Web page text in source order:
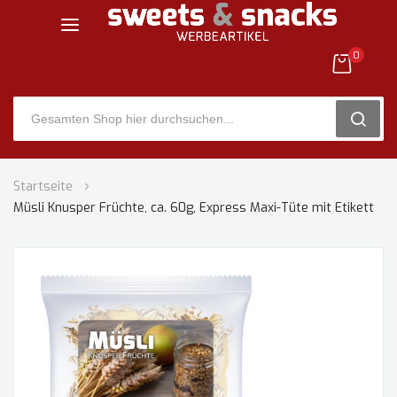
0
Inhalt
springen
Startseite
Müsli Knusper Früchte, ca. 60g, Express Maxi-Tüte mit Etikett
Ende
der
Bildgalerie
springen